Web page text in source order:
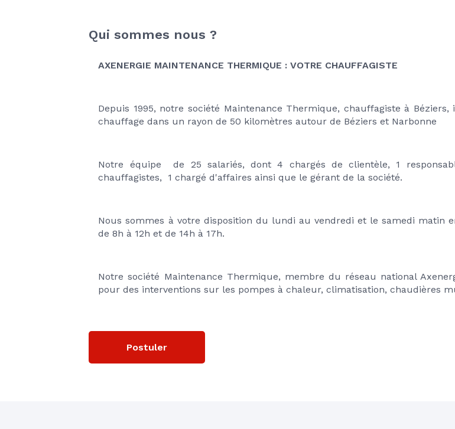
Qui sommes nous ?
AXENERGIE MAINTENANCE THERMIQUE : VOTRE CHAUFFAGISTE
Depuis 1995, notre société Maintenance Thermique, chauffagiste à
chauffage dans un rayon de 50 kilomètres autour de Béziers et Narbonne
Notre équipe  de 25 salariés, dont 4 chargés de clientèle, 1
chauffagistes,  1 chargé d'affaires ainsi que le gérant de la société.
Nous sommes à votre disposition du lundi au vendredi et le samedi matin
de 8h à 12h et de 14h à 17h.
Notre société Maintenance Thermique, membre du réseau national
pour des interventions sur les pompes à chaleur, climatisation, chaudières
Postuler